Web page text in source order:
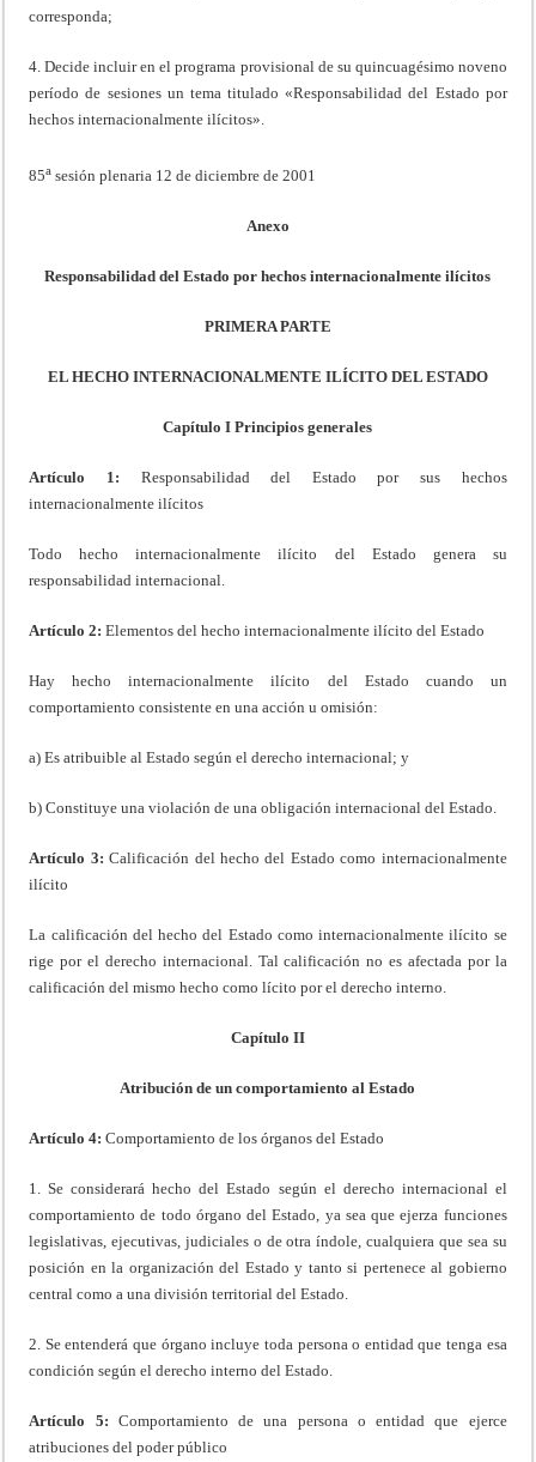
corresponda;
4. Decide incluir en el programa provisional de su quincuagésimo noveno
período de sesiones un tema titulado «Responsabilidad del Estado por
hechos internacionalmente ilícitos».
85a sesión plenaria 12 de diciembre de 2001
Anexo
Responsabilidad del Estado por hechos internacionalmente ilícitos
PRIMERA PARTE
EL HECHO INTERNACIONALMENTE ILÍCITO DEL ESTADO
Capítulo I Principios generales
Artículo 1: Responsabilidad del Estado por sus hechos
internacionalmente ilícitos
Todo hecho internacionalmente ilícito del Estado genera su
responsabilidad internacional.
Artículo 2: Elementos del hecho internacionalmente ilícito del Estado
Hay hecho internacionalmente ilícito del Estado cuando un
comportamiento consistente en una acción u omisión:
a) Es atribuible al Estado según el derecho internacional; y
b) Constituye una violación de una obligación internacional del Estado.
Artículo 3: Calificación del hecho del Estado como internacionalmente
ilícito
La calificación del hecho del Estado como internacionalmente ilícito se
rige por el derecho internacional. Tal calificación no es afectada por la
calificación del mismo hecho como lícito por el derecho interno.
Capítulo II
Atribución de un comportamiento al Estado
Artículo 4: Comportamiento de los órganos del Estado
1. Se considerará hecho del Estado según el derecho internacional el
comportamiento de todo órgano del Estado, ya sea que ejerza funciones
legislativas, ejecutivas, judiciales o de otra índole, cualquiera que sea su
posición en la organización del Estado y tanto si pertenece al gobierno
central como a una división territorial del Estado.
2. Se entenderá que órgano incluye toda persona o entidad que tenga esa
condición según el derecho interno del Estado.
Artículo 5: Comportamiento de una persona o entidad que ejerce
atribuciones del poder público